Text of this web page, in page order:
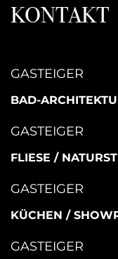
KONTAKT
GASTEIGER
BAD-
GASTEIGER
FLIESE /
GASTEIGER
KÜCHEN /
GASTEIGER